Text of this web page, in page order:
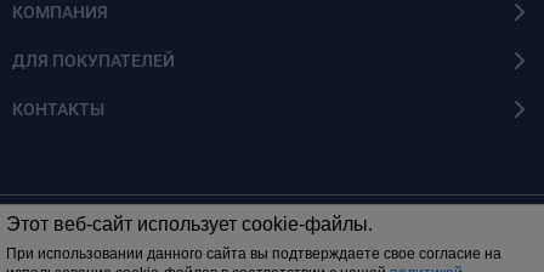
Этот веб-сайт использует cookie-файлы.
При использовании данного сайта вы подтверждаете свое согласие на
КОМПАНИЯ
ДЛЯ ПОКУПАТЕЛЕЙ
КОНТАКТЫ